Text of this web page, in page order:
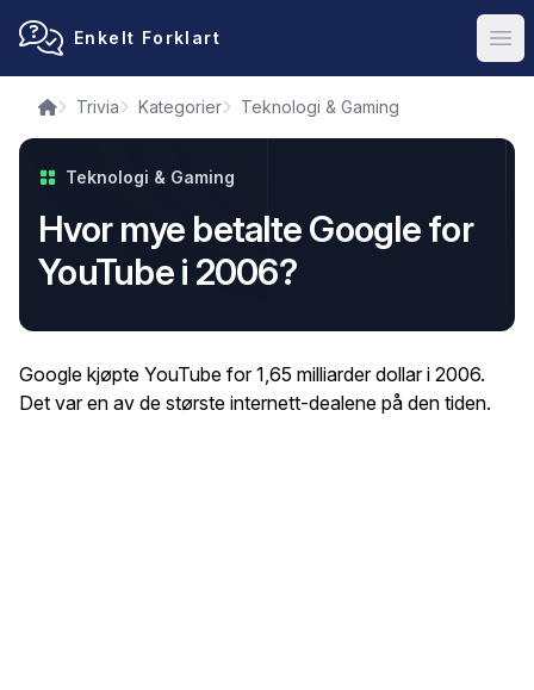
Enkelt Forklart
Trivia Kategorier Teknologi & Gaming
Teknologi & Gaming
Hvor mye betalte Google for
YouTube i 2006?
Google kjøpte YouTube for 1,65 milliarder dollar i 2006.
Det var en av de største internett-dealene på den tiden.